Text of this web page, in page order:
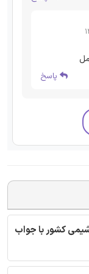
پاسخ
کشور با جواب